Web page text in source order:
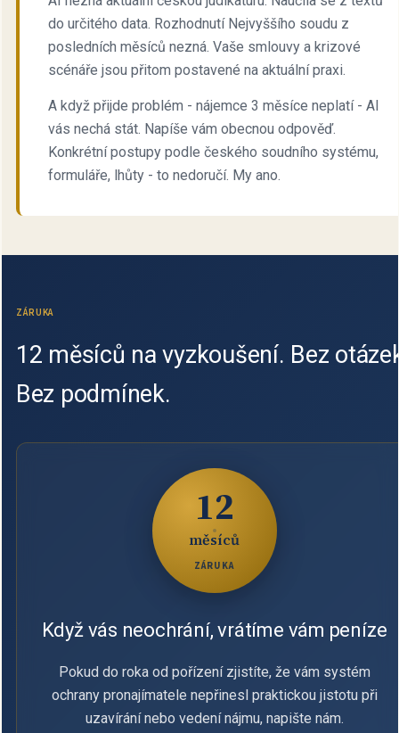
do určitého data. Rozhodnutí Nejvyššího soudu z
posledních měsíců nezná. Vaše smlouvy a krizové
scénáře jsou přitom postavené na aktuální praxi.
A když přijde problém - nájemce 3 měsíce neplatí - AI
vás nechá stát. Napíše vám obecnou odpověď.
Konkrétní postupy podle českého soudního systému,
formuláře, lhůty - to nedoručí. My ano.
ZÁRUKA
12 měsíců na vyzkoušení. Bez
Bez podmínek.
12
měsíců
ZÁRUKA
Když vás neochrání, vrátíme vám peníze
Pokud do roka od pořízení zjistíte, že vám systém
ochrany pronajímatele nepřinesl praktickou jistotu při
uzavírání nebo vedení nájmu, napište nám.